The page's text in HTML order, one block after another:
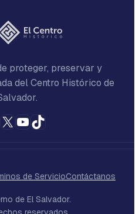
proteger, preservar y
del Centro Histórico de
X YouTube
TikTok
de El Salvador.
de ServicioContáctanos